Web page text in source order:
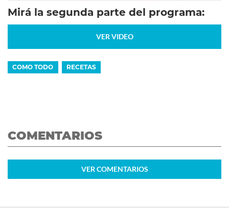
Mirá la segunda parte del programa:
VER VIDEO
COMO TODO RECETAS
COMENTARIOS
VER COMENTARIOS